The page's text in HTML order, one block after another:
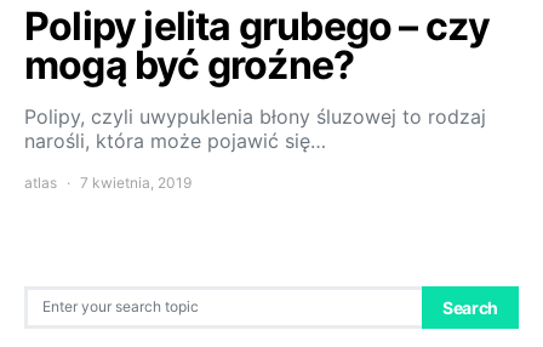
Polipy jelita grubego – czy
mogą być groźne?
Polipy, czyli uwypuklenia błony śluzowej to rodzaj
narośli, która może pojawić się…
atlas 7 kwietnia, 2019
Search